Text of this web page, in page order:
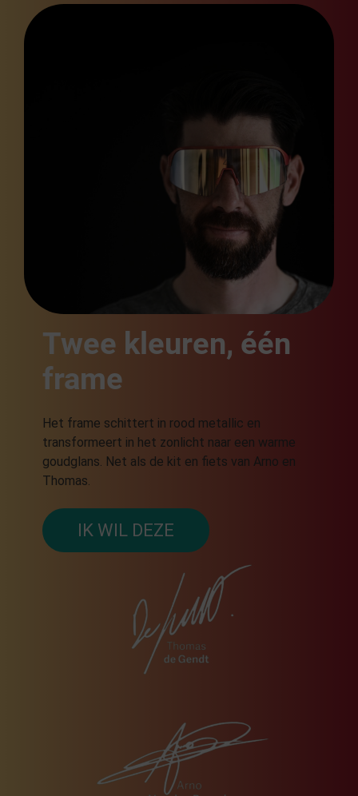
Twee kleuren, één
frame
Het frame schittert in rood metallic en
transformeert in het zonlicht naar een warme
goudglans. Net als de kit en fiets van Arno en
Thomas.
IK WIL DEZE